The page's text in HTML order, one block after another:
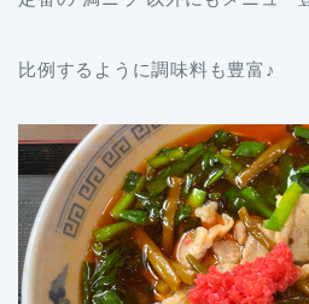
比例するように調味料も豊富♪